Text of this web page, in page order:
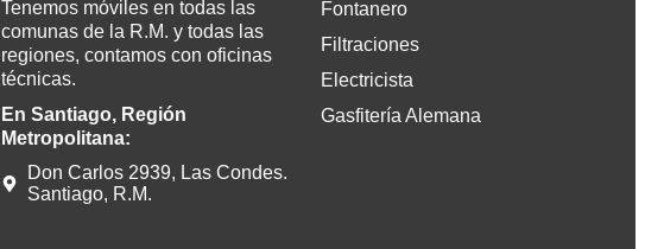
Tenemos móviles en todas las
comunas de la R.M. y todas las
regiones, contamos con oficinas
técnicas.
En Santiago, Región
Metropolitana:
Don Carlos 2939, Las Condes.
Santiago, R.M.
Fontanero
Filtraciones
Electricista
Gasfitería Alemana